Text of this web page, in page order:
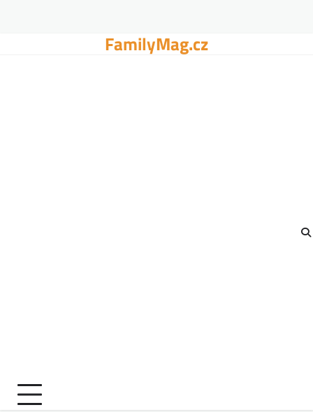
FamilyMag.cz